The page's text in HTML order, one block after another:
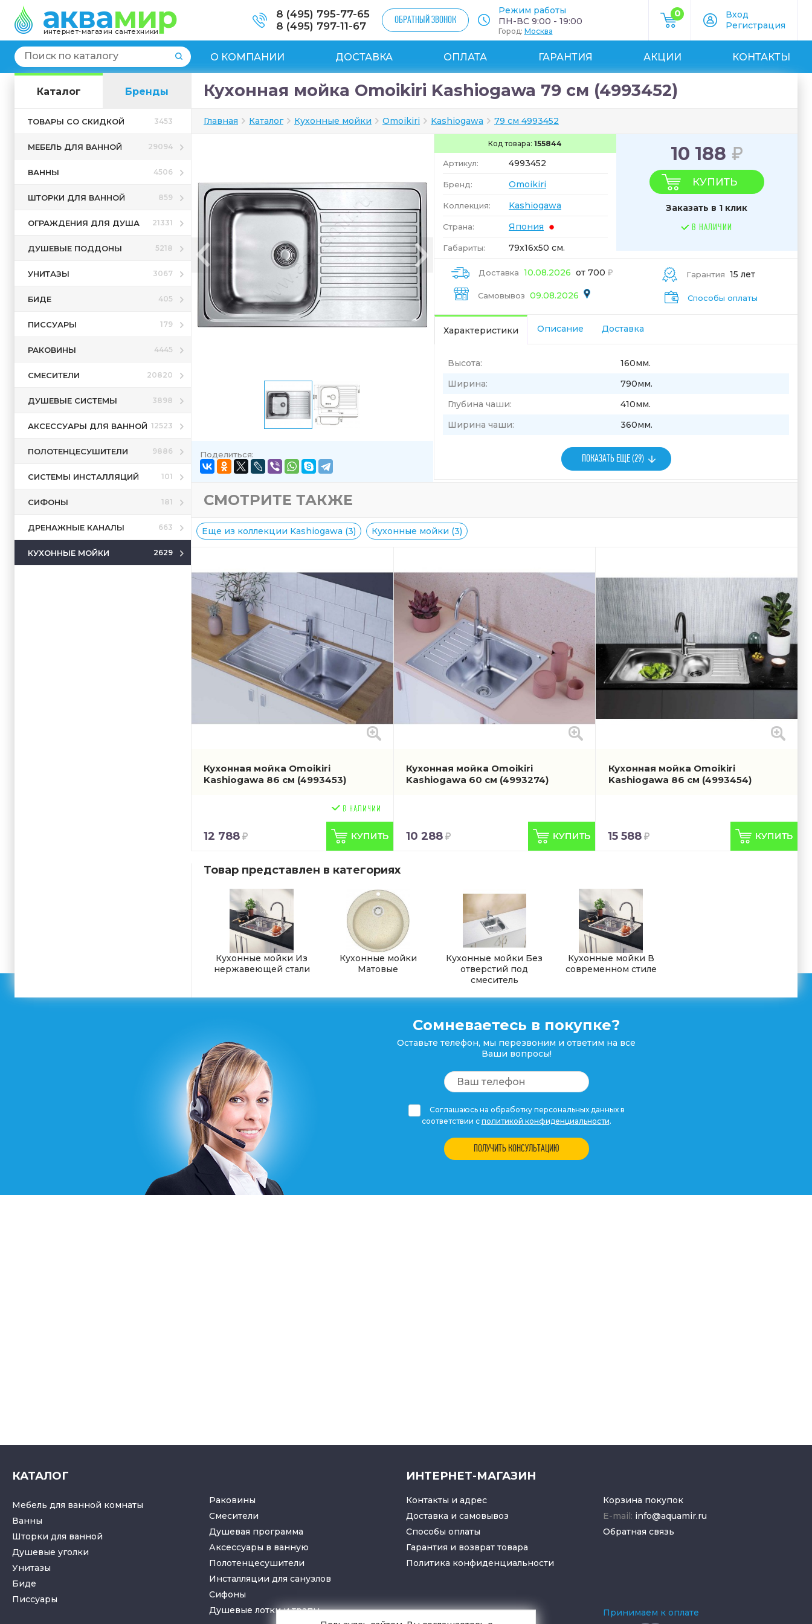
интернет-магазин сантехники
8 (495) 795-77-65
8 (495) 797-11-67
ОБРАТНЫЙ ЗВОНОК
Режим работы
ПН-ВС 9:00 - 19:00
Город: Москва
0
Вход
Регистрация
О КОМПАНИИ ДОСТАВКА ОПЛАТА ГАРАНТИЯ АКЦИИ КОНТАКТЫ
Каталог Бренды
ТОВАРЫ СО СКИДКОЙ 3453
МЕБЕЛЬ ДЛЯ ВАННОЙ 29094
ВАННЫ 4506
ШТОРКИ ДЛЯ ВАННОЙ 859
ОГРАЖДЕНИЯ ДЛЯ ДУША 21331
ДУШЕВЫЕ ПОДДОНЫ 5218
УНИТАЗЫ 3067
БИДЕ 405
ПИССУАРЫ 179
РАКОВИНЫ 4445
СМЕСИТЕЛИ 20820
ДУШЕВЫЕ СИСТЕМЫ 3898
АКСЕССУАРЫ ДЛЯ ВАННОЙ 12523
ПОЛОТЕНЦЕСУШИТЕЛИ 9886
СИСТЕМЫ ИНСТАЛЛЯЦИЙ 101
СИФОНЫ 181
ДРЕНАЖНЫЕ КАНАЛЫ 663
КУХОННЫЕ МОЙКИ 2629
Кухонная мойка Omoikiri Kashiogawa 79 см (4993452)
Главная Каталог Кухонные мойки Omoikiri Kashiogawa 79 см 4993452
Поделиться:
Код товара:155844
Артикул: 4993452
Бренд: Omoikiri
Коллекция: Kashiogawa
Страна: Япония
Габариты: 79x16x50 см.
10 188
КУПИТЬ
Заказать в 1 клик
В НАЛИЧИИ
Доставка 10.08.2026 от 700
Самовывоз 09.08.2026
Гарантия 15 лет
Способы оплаты
Характеристики Описание Доставка
Высота:
160мм.
Ширина:
790мм.
Глубина чаши:
410мм.
Ширина чаши:
360мм.
ПОКАЗАТЬ ЕЩЕ (29)
СМОТРИТЕ ТАКЖЕ
Еще из коллекции Kashiogawa (3) Кухонные мойки (3)
Кухонная мойка Omoikiri
Kashiogawa 86 см (4993453)
12 788
Кухонная мойка Omoikiri
Kashiogawa 60 см (4993274)
10 288
Кухонная мойка Omoikiri
Kashiogawa 86 см (4993454)
15 588
Товар представлен в категориях
Кухонные мойки Из
нержавеющей стали
Кухонные мойки
Матовые
Кухонные мойки Без
отверстий под
смеситель
Кухонные мойки В
современном стиле
Сомневаетесь в покупке?
Оставьте телефон, мы перезвоним и ответим на все
Ваши вопросы!
Соглашаюсь на обработку персональных данных в
соответствии с политикой конфиденциальности.
ПОЛУЧИТЬ КОНСУЛЬТАЦИЮ
КАТАЛОГ
Мебель для ванной комнаты
Ванны
Шторки для ванной
Душевые уголки
Унитазы
Биде
Писсуары
Раковины
Смесители
Душевая программа
Аксессуары в ванную
Полотенцесушители
Инсталляции для санузлов
Cифоны
Душевые лоткиитрапы
ИНТЕРНЕТ-МАГАЗИН
Контакты и адрес
Доставка и самовывоз
Способы оплаты
Гарантия и возврат товара
Политика конфиденциальности
Корзина покупок
E-mail: info@aquamir.ru
Обратная связь
Принимаем к оплате